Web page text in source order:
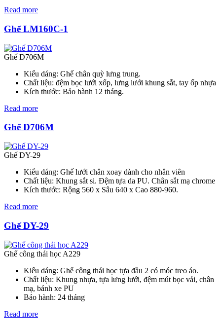
Read more
Ghế LM160C-1
Ghế D706M
Kiểu dáng: Ghế chân quỳ lưng trung.
Chất liệu: đệm bọc lưới xốp, lưng lưới khung sắt, tay ốp nhựa
Kích thước: Bảo hành 12 tháng.
Read more
Ghế D706M
Ghế DY-29
Kiểu dáng: Ghế lưới chân xoay dành cho nhân viên
Chất liệu: Khung sắt si. Đệm tựa da PU. Chân sắt mạ chrome
Kích thước: Rộng 560 x Sâu 640 x Cao 880-960.
Read more
Ghế DY-29
Ghế công thái học A229
Kiểu dáng: Ghế công thái học tựa đầu 2 có móc treo áo.
Chất liệu: Khung nhựa, tựa lưng lưới, đệm mút bọc vải, chân
mạ, bánh xe PU
Bảo hành: 24 tháng
Read more